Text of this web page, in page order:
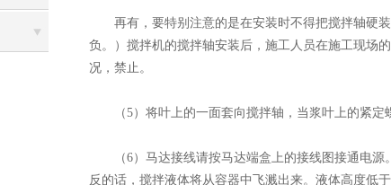
再有，要特别注意的是在安装时不得把搅拌轴硬装
负。）搅拌机的搅拌轴安装后，施工人员在施工现场
况，禁止。
（5）将叶上的一面套向搅拌轴，当浆叶上的紧定
（6）马达接线请按马达端盒上的接线图接通电源
反的话，搅拌液体将从容器中飞溅出来。液体高度低